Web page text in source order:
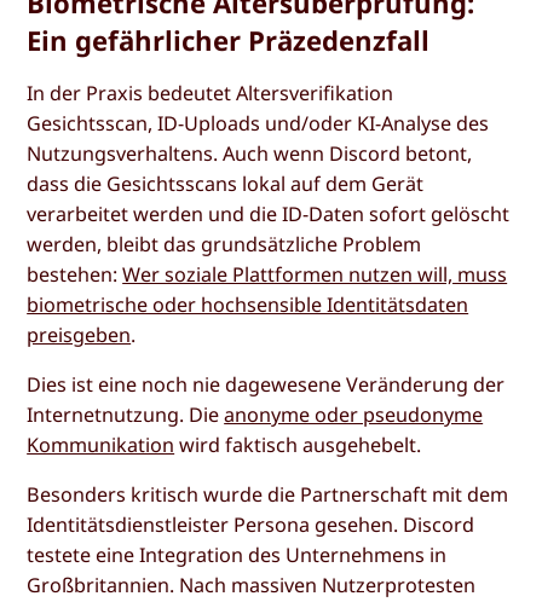
Ein gefährlicher Präzedenzfall
In der Praxis bedeutet Altersverifikation
Gesichtsscan, ID-Uploads und/oder KI-Analyse des
Nutzungsverhaltens. Auch wenn Discord betont,
dass die Gesichtsscans lokal auf dem Gerät
verarbeitet werden und die ID-Daten sofort gelöscht
werden, bleibt das grundsätzliche Problem
bestehen:Wer soziale Plattformen nutzen will, muss
biometrische oder hochsensible Identitätsdaten
preisgeben.
Dies ist eine noch nie dagewesene Veränderung der
Internetnutzung. Dieanonyme oder pseudonyme
Kommunikation wird faktisch ausgehebelt.
Besonders kritisch wurde die Partnerschaft mit dem
Identitätsdienstleister Persona gesehen. Discord
testete eine Integration des Unternehmens in
Großbritannien. Nach massiven Nutzerprotesten